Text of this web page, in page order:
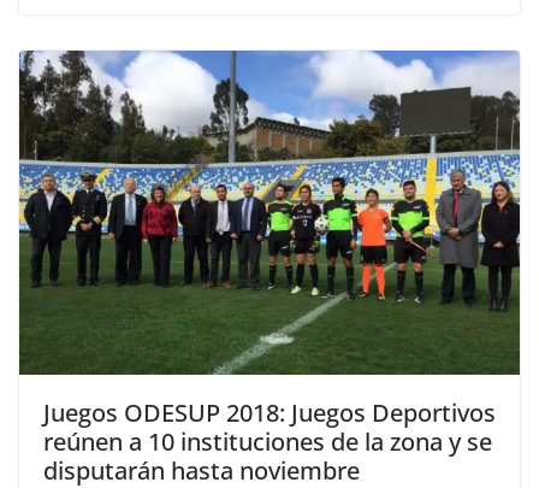
Juegos ODESUP 2018: Juegos Deportivos
reúnen a 10 instituciones de la zona y se
disputarán hasta noviembre